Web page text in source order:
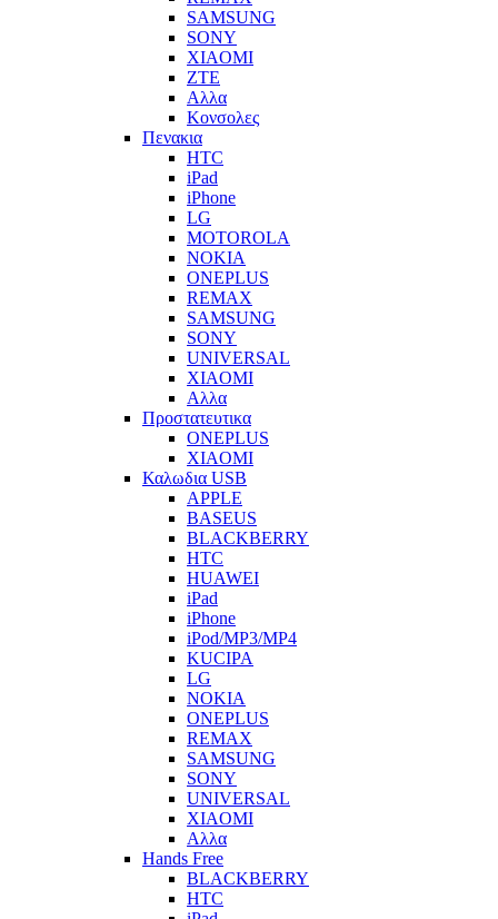
SAMSUNG
SONY
XIAOMI
ZTE
Αλλα
Κονσολες
Πενακια
HTC
iPad
iPhone
LG
MOTOROLA
NOKIA
ONEPLUS
REMAX
SAMSUNG
SONY
UNIVERSAL
XIAOMI
Αλλα
Προστατευτικα
ONEPLUS
XIAOMI
Καλωδια USB
APPLE
BASEUS
BLACKBERRY
HTC
HUAWEI
iPad
iPhone
iPod/MP3/MP4
KUCIPA
LG
NOKIA
ONEPLUS
REMAX
SAMSUNG
SONY
UNIVERSAL
XIAOMI
Αλλα
Hands Free
BLACKBERRY
HTC